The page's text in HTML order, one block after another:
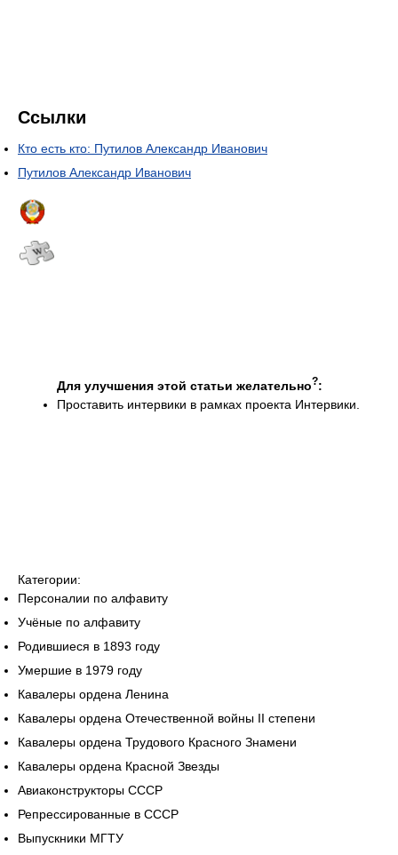
Ссылки
Кто есть кто: Путилов Александр Иванович
Путилов Александр Иванович
Для улучшения этой статьи желательно?:
Проставить интервики в рамках проекта Интервики.
Категории:
Персоналии по алфавиту
Учёные по алфавиту
Родившиеся в 1893 году
Умершие в 1979 году
Кавалеры ордена Ленина
Кавалеры ордена Отечественной войны II степени
Кавалеры ордена Трудового Красного Знамени
Кавалеры ордена Красной Звезды
Авиаконструкторы СССР
Репрессированные в СССР
Выпускники МГТУ